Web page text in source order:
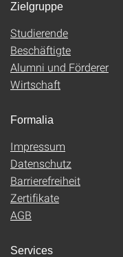
Zielgruppe
Studierende
Beschäftigte
Alumni und Förderer
Wirtschaft
Formalia
Impressum
Datenschutz
Barrierefreiheit
Zertifikate
AGB
Services